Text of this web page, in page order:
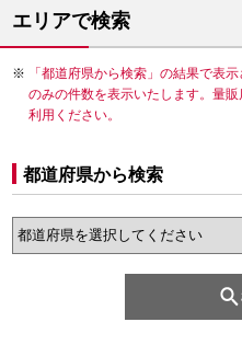
エリアで検索
「都道府県から検索」の結果で表
のみの件数を表示いたします。量
利用ください。
都道府県から検索